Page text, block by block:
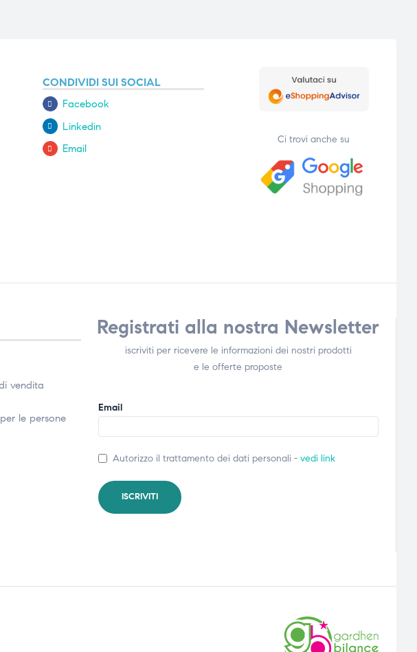
CONDIVIDI SUI SOCIAL
Facebook
Linkedin
Email
Ci trovi anche su
vendita
le persone
Registrati alla nostra Newsletter
iscriviti per ricevere le informazioni dei nostri prodotti
e le offerte proposte
Email
Autorizzo il trattamento dei dati personali - vedi link